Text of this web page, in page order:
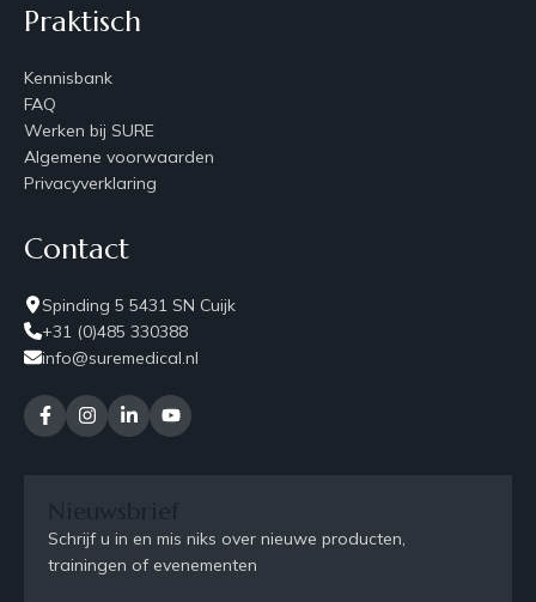
Praktisch
Kennisbank
FAQ
Werken bij SURE
Algemene voorwaarden
Privacyverklaring
Contact
Spinding 5 5431 SN Cuijk
+31 (0)485 330388
info@suremedical.nl
Schrijf u in en mis niks over nieuwe producten,
trainingen of evenementen